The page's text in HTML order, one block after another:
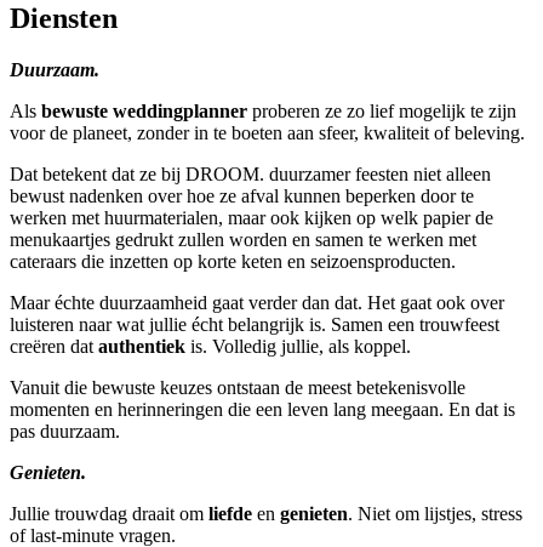
Diensten
Duurzaam.
Als bewuste weddingplanner proberen ze zo lief mogelijk te zijn
voor de planeet, zonder in te boeten aan sfeer, kwaliteit of beleving.
Dat betekent dat ze bij DROOM. duurzamer feesten niet alleen
bewust nadenken over hoe ze afval kunnen beperken door te
werken met huurmaterialen, maar ook kijken op welk papier de
menukaartjes gedrukt zullen worden en samen te werken met
cateraars die inzetten op korte keten en seizoensproducten.
Maar échte duurzaamheid gaat verder dan dat. Het gaat ook over
luisteren naar wat jullie écht belangrijk is. Samen een trouwfeest
creëren dat authentiek is. Volledig jullie, als koppel.
Vanuit die bewuste keuzes ontstaan de meest betekenisvolle
momenten en herinneringen die een leven lang meegaan. En dat is
pas duurzaam.
Genieten.
Jullie trouwdag draait om liefde en genieten. Niet om lijstjes, stress
of last-minute vragen.